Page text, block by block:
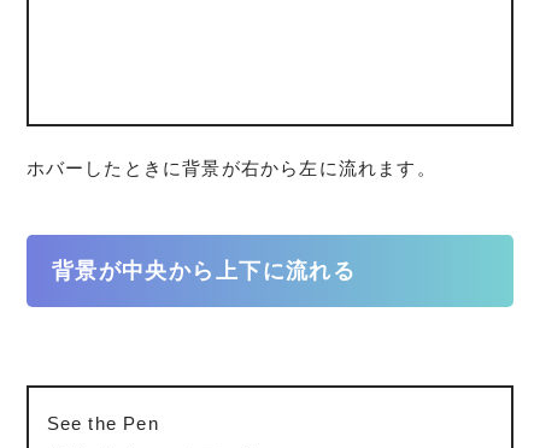
ホバーしたときに背景が右から左に流れます。
背景が中央から上下に流れる
See the Pen